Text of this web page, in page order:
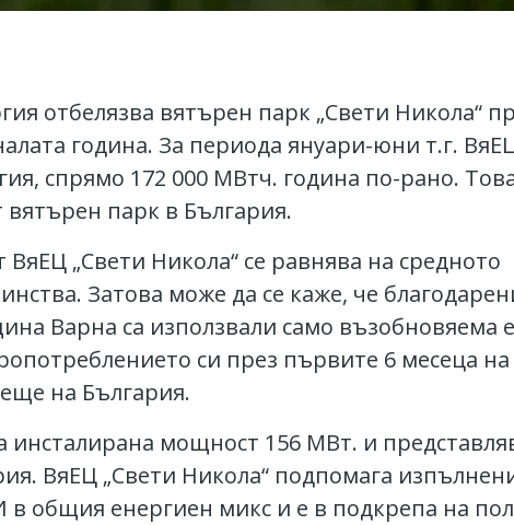
отбелязва вятърен парк „Свети Никола“
година. За периода януари-юни т.г.
спрямо 172 000 МВтч. година по-рано.
парк в България.
„Свети Никола“ се равнява на средното
Затова може да се каже, че
Варна са използвали само възобновяема
си през първите 6 месеца на
на България.
мощност 156 МВт. и
ВяЕЦ „Свети Никола“ подпомага
общия енергиен микс и е в подкрепа на